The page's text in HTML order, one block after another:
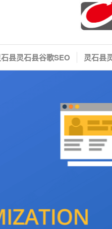
县灵石县谷歌SEO 灵石县